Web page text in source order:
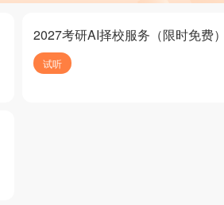
2027考研AI择校服务（限时免费
试听